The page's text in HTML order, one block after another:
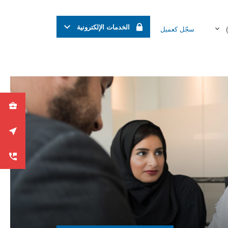
اشترك الآن
فروعنا وأجهزتنا
تواصل معنا
الخدمات الإلكترونية
سجّل كعميل